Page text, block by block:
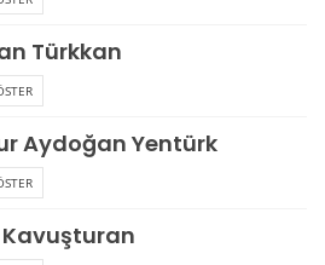
Türkkan
Aydoğan Yentürk
Kavuşturan